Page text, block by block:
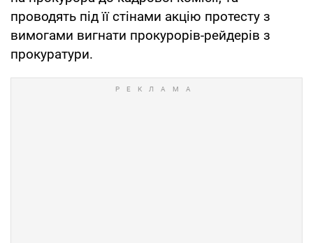
проводять під її стінами акцію протесту з
вимогами вигнати прокурорів-рейдерів з
прокуратури.